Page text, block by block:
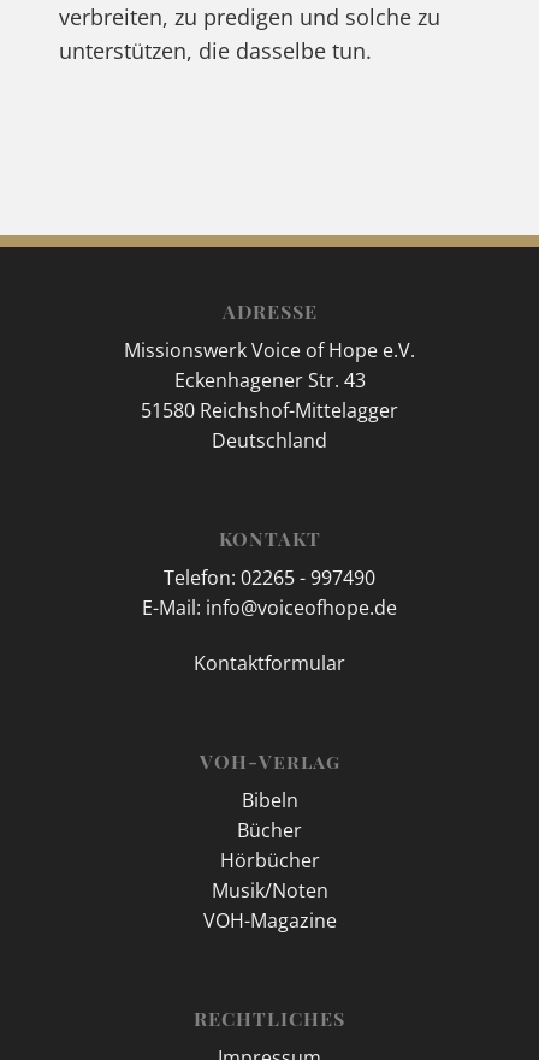
verbreiten, zu predigen und solche zu
unterstützen, die dasselbe tun.
ADRESSE
Missionswerk Voice of Hope e.V.
Eckenhagener Str. 43
51580 Reichshof-Mittelagger
Deutschland
KONTAKT
Telefon: 02265 - 997490
E-Mail: info@voiceofhope.de
Kontaktformular
VOH-Verlag
Bibeln
Bücher
Hörbücher
Musik/Noten
VOH-Magazine
RECHTLICHES